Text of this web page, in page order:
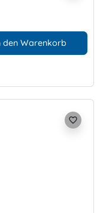
den Warenkorb
favorite_border